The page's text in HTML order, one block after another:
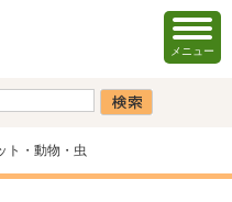
メニュー
ト・動物・虫